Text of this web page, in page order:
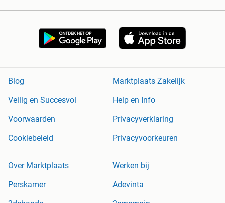
Blog
Marktplaats Zakelijk
Veilig en Succesvol
Help en Info
Voorwaarden
Privacyverklaring
Cookiebeleid
Privacyvoorkeuren
Over Marktplaats
Werken bij
Perskamer
Adevinta